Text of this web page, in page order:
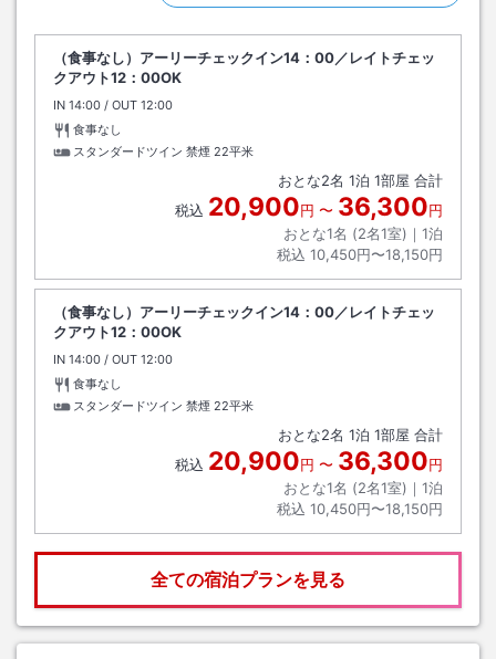
（食事なし）アーリーチェックイン14：00／レイトチェッ
クアウト12：00OK
IN チェックイン
14:00 / OUT チェックアウト
12:00
食事なし
スタンダードツイン 禁煙 22平米
おとな2名 1泊 1部屋 合計
税込 20,900円 〜 36,300円
おとな1名 (2名1室)｜ 1泊
税込 10,450円〜18,150円
（食事なし）アーリーチェックイン14：00／レイトチェッ
クアウト12：00OK
IN チェックイン
14:00 / OUT チェックアウト
12:00
食事なし
スタンダードツイン 禁煙 22平米
おとな2名 1泊 1部屋 合計
税込 20,900円 〜 36,300円
おとな1名 (2名1室)｜ 1泊
税込 10,450円〜18,150円
全ての宿泊プランを見る